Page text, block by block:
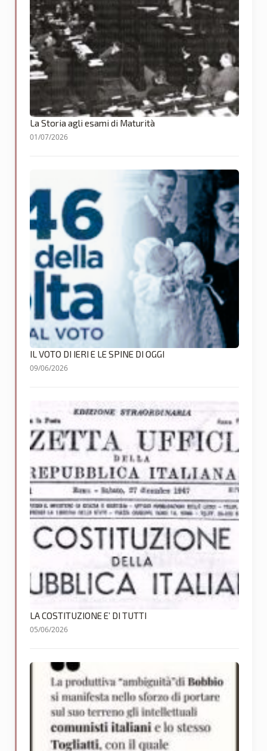
La Storia agli esami di Maturità
01/07/2026
IL VOTO DI IERI E LE SPINE DI OGGI
09/06/2026
LA COSTITUZIONE E’ DI TUTTI
05/06/2026